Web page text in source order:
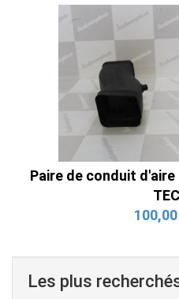
Paire de conduit
Les plus